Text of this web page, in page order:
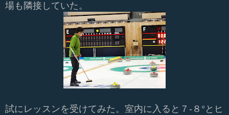
場も隣接していた。
試にレッスンを受けてみた。室内に入ると７-８°とヒ